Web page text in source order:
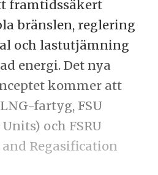
framtidssäkert
bränslen, reglering
och lastutjämning
energi. Det nya
kommer att
fartyg, FSU
och FSRU
Regasification